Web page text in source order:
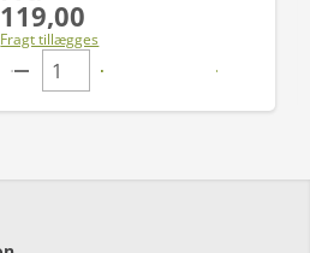
119,00
Fragt tillægges